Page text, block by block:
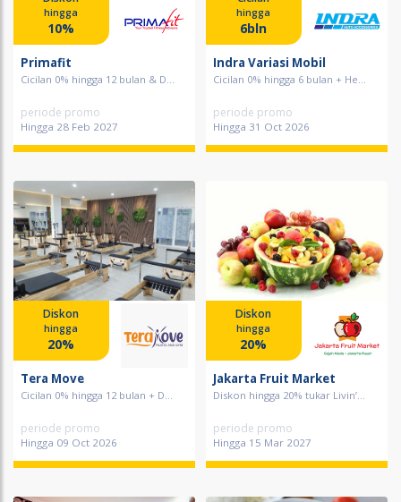
hingga
10%
Primafit
Cicilan 0% hingga 12 bulan & D...
periode promo
Hingga 28 Feb 2027
hingga
6bln
Indra Variasi Mobil
Cicilan 0% hingga 6 bulan + He...
periode promo
Hingga 31 Oct 2026
Diskon
hingga
20%
Tera Move
Cicilan 0% hingga 12 bulan + D...
periode promo
Hingga 09 Oct 2026
Diskon
hingga
20%
Jakarta Fruit Market
Diskon hingga 20% tukar Livin’...
periode promo
Hingga 15 Mar 2027